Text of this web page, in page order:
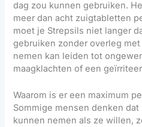
dag zou kunnen gebruiken.
meer dan acht zuigtabletten
moet je Strepsils niet langer
gebruiken zonder overleg
nemen kan leiden tot
maagklachten of een
Waarom is er een maximum
Sommige mensen denken
kunnen nemen als ze willen,